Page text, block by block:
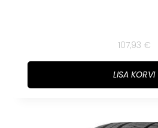
107,93 €
LISA KORVI